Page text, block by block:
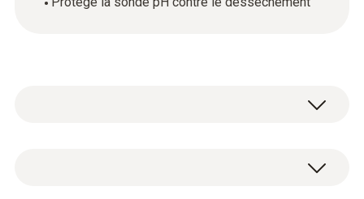
1 capuchon de rangement avec remplissage